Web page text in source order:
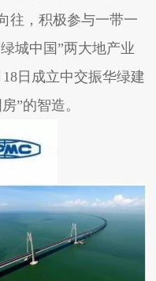
往，积极参与一带一
城中国”两大地产业
日成立中交振华绿建
”的智造。